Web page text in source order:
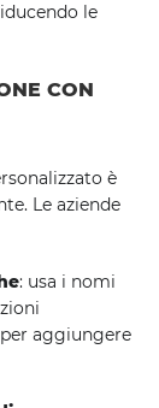
le
CON
è
Le aziende
: usa i nomi
aggiungere